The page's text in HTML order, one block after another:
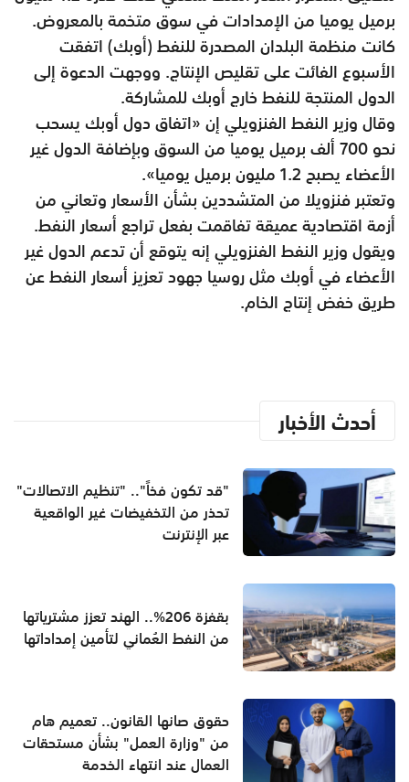
برميل يوميا من الإمدادات في سوق متخمة بالمعروض.
كانت منظمة البلدان المصدرة للنفط (أوبك) اتفقت
الأسبوع الفائت على تقليص الإنتاج. ووجهت الدعوة إلى
الدول المنتجة للنفط خارج أوبك للمشاركة.
وقال وزير النفط الفنزويلي إن «اتفاق دول أوبك يسحب
نحو 700 ألف برميل يوميا من السوق وبإضافة الدول غير
الأعضاء يصبح 1.2 مليون برميل يوميا».
وتعتبر فنزويلا من المتشددين بشأن الأسعار وتعاني من
أزمة اقتصادية عميقة تفاقمت بفعل تراجع أسعار النفط.
ويقول وزير النفط الفنزويلي إنه يتوقع أن تدعم الدول غير
الأعضاء في أوبك مثل روسيا جهود تعزيز أسعار النفط عن
طريق خفض إنتاج الخام.
أحدث الأخبار
"قد تكون فخاً".. "تنظيم الاتصالات"
تحذر من التخفيضات غير الواقعية
عبر الإنترنت
بقفزة 206%.. الهند تعزز مشترياتها
من النفط العُماني لتأمين إمداداتها
حقوق صانها القانون.. تعميم هام
من "وزارة العمل" بشأن مستحقات
العمال عند انتهاء الخدمة